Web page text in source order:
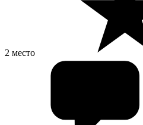
2 место